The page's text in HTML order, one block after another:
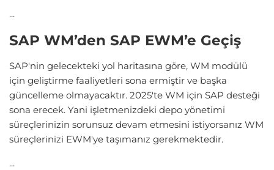
...
SAP WM’den SAP EWM’e Geçiş
SAP'nin gelecekteki yol haritasına göre, WM modülü
için geliştirme faaliyetleri sona ermiştir ve başka
güncelleme olmayacaktır. 2025'te WM için SAP desteği
sona erecek. Yani işletmenizdeki depo yönetimi
süreçlerinizin sorunsuz devam etmesini istiyorsanız WM
süreçlerinizi EWM'ye taşımanız gerekmektedir.
...